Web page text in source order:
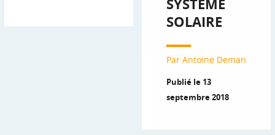
SYSTÈME
SOLAIRE
Par Antoine Deman
Publié le 13
septembre 2018